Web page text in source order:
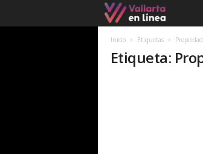
a
l
Inicio Etiquetas Propiedad
Etiqueta: